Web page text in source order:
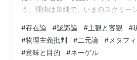
う。理由は単純で、いまのスクリー
ダ（痕跡＝違和感） ドゥルーズ（生
ル（主観の不可避） この5点で骨格
一回まとめると、以後の哲学者（バ
#存在論 #認識論 #主観と客観 #
#物理主義批判 #二元論 # メタフ
#意味と目的 #ネーゲル